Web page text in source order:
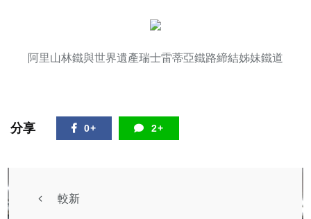
阿里山林鐵與世界遺產瑞士雷蒂亞鐵路締結姊妹鐵道
分享 0+ 2+
較新